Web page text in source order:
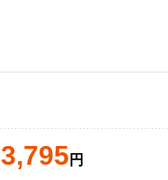
3,795 円